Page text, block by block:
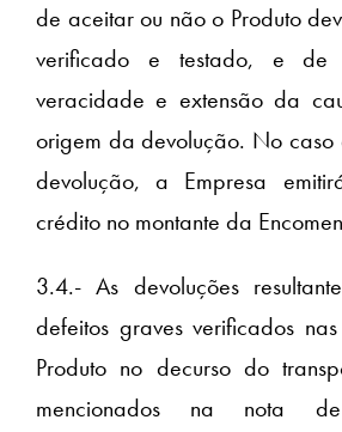
de aceitar ou não o Produto
verificado e testado, e de
veracidade e extensão da
origem da devolução. No
devolução, a Empresa
crédito no montante da
3.4.- As devoluções
defeitos graves verificados
Produto no decurso do
mencionados na nota